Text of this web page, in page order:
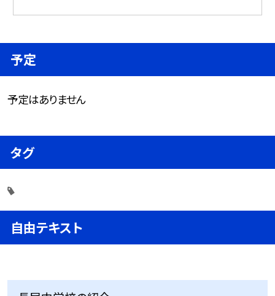
予定
予定はありません
タグ
自由テキスト